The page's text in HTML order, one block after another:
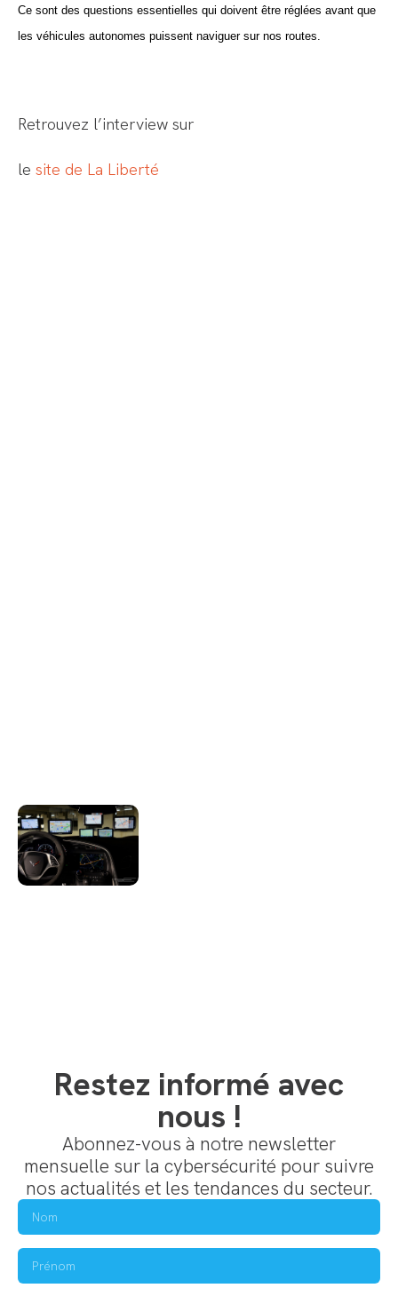
Ce sont des questions essentielles qui doivent être réglées avant que
les véhicules autonomes puissent naviguer sur nos routes.
Retrouvez l’interview sur
le site de La Liberté
Restez informé avec
nous !
Abonnez-vous à notre newsletter
mensuelle sur la cybersécurité pour suivre
nos actualités et les tendances du secteur.